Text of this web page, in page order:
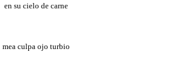
en su cielo de carne
mea culpa ojo turbio